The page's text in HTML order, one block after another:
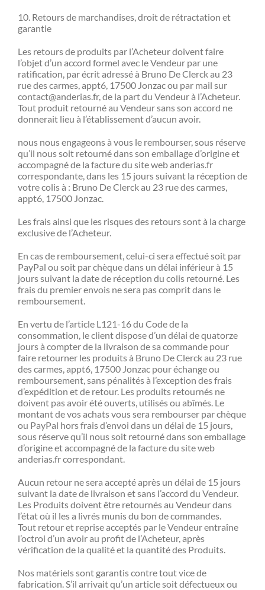
10. Retours de marchandises, droit de rétractation et
garantie
Les retours de produits par l’Acheteur doivent faire
l’objet d’un accord formel avec le Vendeur par une
ratification, par écrit adressé à Bruno De Clerck au 23
rue des carmes, appt6, 17500 Jonzac ou par mail sur
contact@anderias.fr, de la part du Vendeur à l’Acheteur.
Tout produit retourné au Vendeur sans son accord ne
donnerait lieu à l’établissement d’aucun avoir.
nous nous engageons à vous le rembourser, sous réserve
qu’il nous soit retourné dans son emballage d’origine et
accompagné de la facture du site web anderias.fr
correspondante, dans les 15 jours suivant la réception de
votre colis à : Bruno De Clerck au 23 rue des carmes,
appt6, 17500 Jonzac.
Les frais ainsi que les risques des retours sont à la charge
exclusive de l’Acheteur.
En cas de remboursement, celui-ci sera effectué soit par
PayPal ou soit par chèque dans un délai inférieur à 15
jours suivant la date de réception du colis retourné. Les
frais du premier envois ne sera pas comprit dans le
remboursement.
En vertu de l’article L121-16 du Code de la
consommation, le client dispose d’un délai de quatorze
jours à compter de la livraison de sa commande pour
faire retourner les produits à Bruno De Clerck au 23 rue
des carmes, appt6, 17500 Jonzac pour échange ou
remboursement, sans pénalités à l’exception des frais
d’expédition et de retour. Les produits retournés ne
doivent pas avoir été ouverts, utilisés ou abîmés. Le
montant de vos achats vous sera rembourser par chèque
ou PayPal hors frais d’envoi dans un délai de 15 jours,
sous réserve qu’il nous soit retourné dans son emballage
d’origine et accompagné de la facture du site web
anderias.fr correspondant.
Aucun retour ne sera accepté après un délai de 15 jours
suivant la date de livraison et sans l’accord du Vendeur.
Les Produits doivent être retournés au Vendeur dans
l’état où il les a livrés munis du bon de commandes.
Tout retour et reprise acceptés par le Vendeur entraîne
l’octroi d’un avoir au profit de l’Acheteur, après
vérification de la qualité et la quantité des Produits.
Nos matériels sont garantis contre tout vice de
fabrication. S’il arrivait qu’un article soit défectueux ou